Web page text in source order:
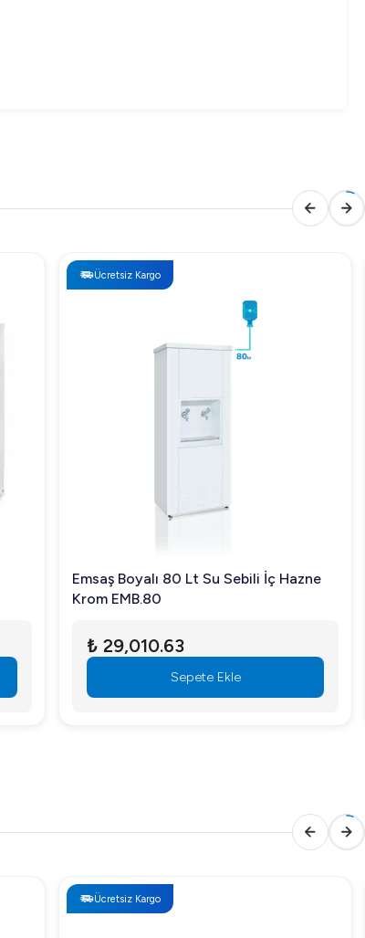
Ücretsiz Kargo
Emsaş Boyalı 80 Lt Su Sebili İç Hazne
Krom EMB.80
₺ 29,010.63
Sepete Ekle
Ücretsiz Kargo